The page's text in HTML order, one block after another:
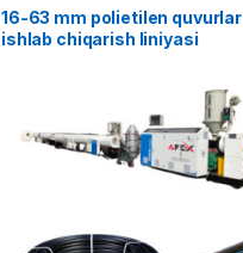
16-63 mm polietilen quvurlar
ishlab chiqarish liniyasi